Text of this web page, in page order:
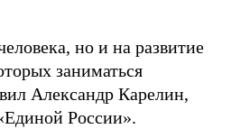
но и на развитие
заниматься
Александр Карелин,
России».